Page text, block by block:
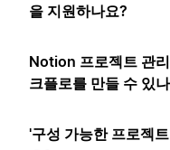
을 지원하나요?
Notion 프로젝트 관
크플로를 만들 수 있
'구성 가능한 프로젝